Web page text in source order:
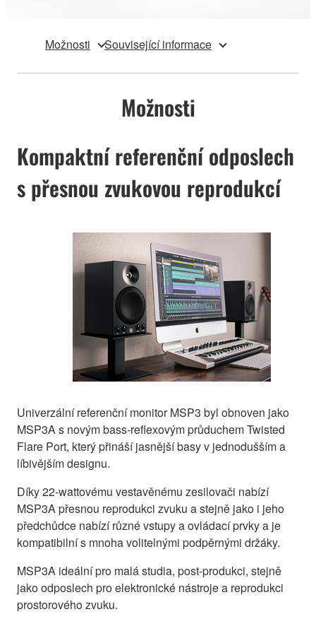
Možnosti Související informace
Možnosti
Kompaktní referenční odposlech
s přesnou zvukovou reprodukcí
Univerzální referenční monitor MSP3 byl obnoven jako
MSP3A s novým bass-reflexovým průduchem Twisted
Flare Port, který přináší jasnější basy v jednodušším a
líbivějším designu.
Díky 22-wattovému vestavěnému zesilovači nabízí
MSP3A přesnou reprodukci zvuku a stejně jako i jeho
předchůdce nabízí různé vstupy a ovládací prvky a je
kompatibilní s mnoha volitelnými podpěrnými držáky.
MSP3A ideální pro malá studia, post-produkci, stejně
jako odposlech pro elektronické nástroje a reprodukci
prostorového zvuku.